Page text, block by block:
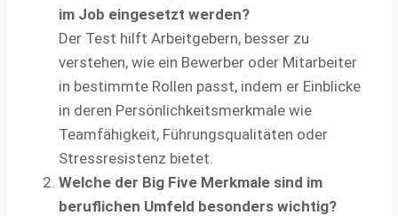
im Job eingesetzt werden?
Der Test hilft Arbeitgebern, besser zu
verstehen, wie ein Bewerber oder Mitarbeiter
in bestimmte Rollen passt, indem er Einblicke
in deren Persönlichkeitsmerkmale wie
Teamfähigkeit, Führungsqualitäten oder
Stressresistenz bietet.
Welche der Big Five Merkmale sind im
beruflichen Umfeld besonders wichtig?